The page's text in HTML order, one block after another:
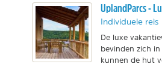
UplandParcs -
Individuele reis
De luxe
bevinden zich
kunnen de hut